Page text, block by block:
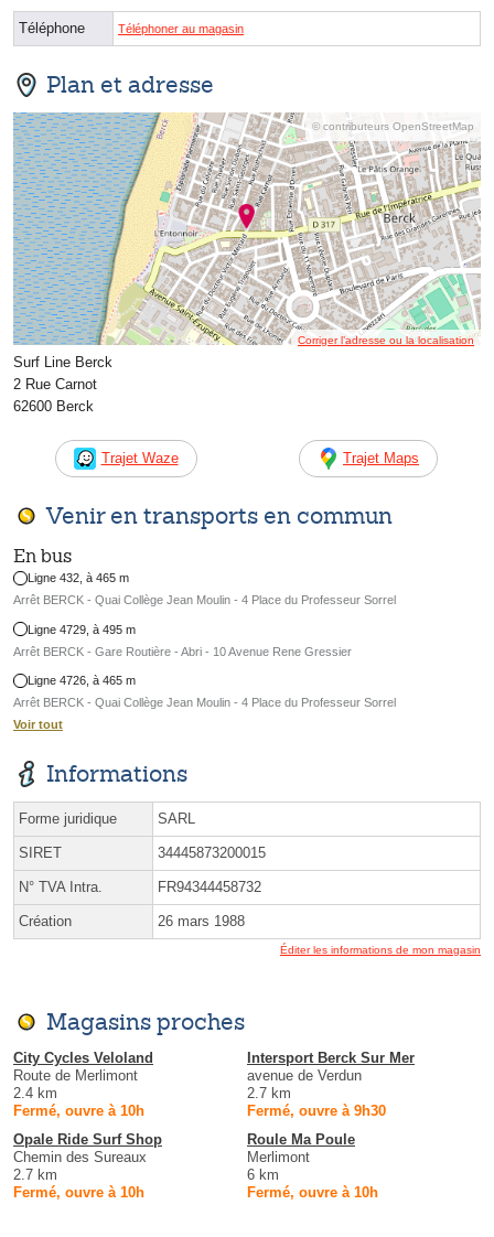
Téléphone Téléphoner au magasin
Plan et adresse
© contributeurs OpenStreetMap
Corriger l’adresse ou la localisation
Surf Line Berck
2 Rue Carnot
62600 Berck
Trajet Waze Trajet Maps
Venir en transports en commun
En bus
Ligne 432, à 465 m
Arrêt BERCK - Quai Collège Jean Moulin - 4 Place du Professeur Sorrel
Ligne 4729, à 495 m
Arrêt BERCK - Gare Routière - Abri - 10 Avenue Rene Gressier
Ligne 4726, à 465 m
Arrêt BERCK - Quai Collège Jean Moulin - 4 Place du Professeur Sorrel
Voir tout
Informations
Forme juridique SARL
SIRET 34445873200015
N° TVA Intra. FR94344458732
Création 26 mars 1988
Éditer les informations de mon magasin
Magasins proches
City Cycles Veloland
Route de Merlimont
2.4 km
Fermé, ouvre à 10h
Intersport Berck Sur Mer
avenue de Verdun
2.7 km
Fermé, ouvre à 9h30
Opale Ride Surf Shop
Chemin des Sureaux
2.7 km
Fermé, ouvre à 10h
Roule Ma Poule
Merlimont
6 km
Fermé, ouvre à 10h